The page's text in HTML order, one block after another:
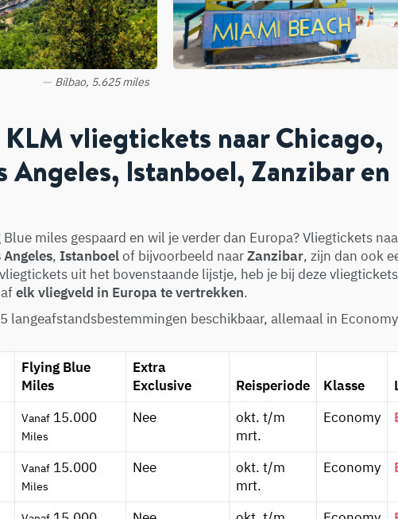
Bilbao, 5.625 miles
vliegtickets naar Chicago,
Angeles, Istanboel, Zanzibar en
Blue miles gespaard en wil je verder dan Europa? Vliegtickets
Angeles, Istanboelof bijvoorbeeld naarZanzibar, zijn dan ook
uit het bovenstaande lijstje, heb je bij deze
elk vliegveld in Europa te vertrekken.
langeafstandsbestemmingen beschikbaar, allemaal in
Flying Blue
Miles
Extra
Exclusive
Reisperiode Klasse
Vanaf15.000
Miles
Nee
okt. t/m
mrt.
Economy
Vanaf15.000
Miles
Nee
okt. t/m
mrt.
Economy